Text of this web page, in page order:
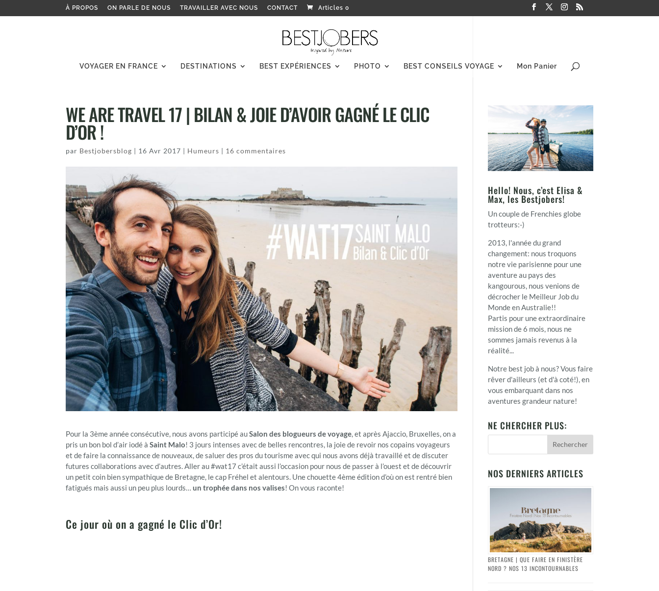
À PROPOS ON PARLE DE NOUS TRAVAILLER AVEC NOUS CONTACT Articles 0
VOYAGER EN FRANCE DESTINATIONS BEST EXPÉRIENCES PHOTO BEST CONSEILS VOYAGE Mon Panier
WE ARE TRAVEL 17 | BILAN & JOIE D’AVOIR GAGNÉ LE CLIC
D’OR !
par Bestjobersblog | 16 Avr 2017 | Humeurs | 16 commentaires
Pour la 3ème année consécutive, nous avons participé auSalon des blogueurs de voyage, et après Ajaccio, Bruxelles, on a
pris un bon bol d’air iodé àSaint Malo! 3 jours intenses avec de belles rencontres, la joie de revoir nos copains voyageurs
et de faire la connaissance de nouveaux, de saluer des pros du tourisme avec qui nous avons déjà travaillé et de discuter
futures collaborations avec d’autres. Aller au #wat17 c’était aussi l’occasion pour nous de passer à l’ouest et de découvrir
un petit coin bien sympathique de Bretagne, le cap Fréhel et alentours. Une chouette 4ème édition d’où on est rentré bien
fatigués mais aussi un peu plus lourds…un trophée dans nos valises! On vous raconte!
Ce jour où on a gagné le Clic d’Or!
Hello! Nous, c’est Elisa &
Max, les Bestjobers!
Un couple de Frenchies globe
trotteurs:-)
2013, l'année du grand
changement: nous troquons
notre vie parisienne pour une
aventure au pays des
kangourous, nous venions de
décrocher le Meilleur Job du
Monde en Australie!!
Partis pour une extraordinaire
mission de 6 mois, nous ne
sommes jamais revenus à la
réalité...
Notre best job à nous? Vous faire
rêver d'ailleurs (et d'à coté!), en
vous embarquant dans nos
aventures grandeur nature!
NE CHERCHER PLUS:
NOS DERNIERS ARTICLES
BRETAGNE | QUE FAIRE EN FINISTÈRE
NORD ? NOS 13 INCONTOURNABLES